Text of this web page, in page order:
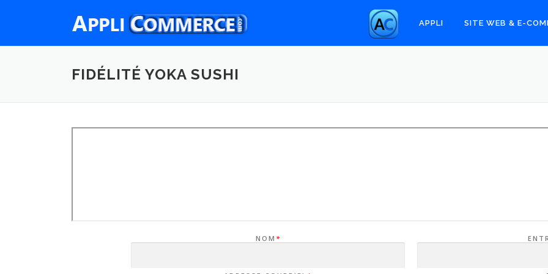
APPLI SITE WEB & E-
FIDÉLITÉ YOKA SUSHI
NOM *